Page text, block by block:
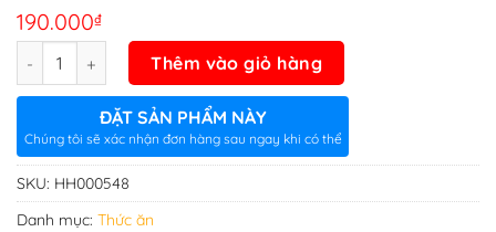
190.000₫
Thêm vào giỏ hàng
ĐẶT SẢN PHẨM NÀY
Chúng tôi sẽ xác nhận đơn hàng sau ngay khi có thể
SKU: HH000548
Danh mục: Thức ăn